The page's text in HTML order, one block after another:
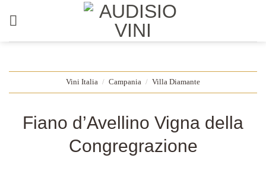
Vini Italia / Campania / Villa Diamante
Fiano d’Avellino Vigna della
Congregrazione